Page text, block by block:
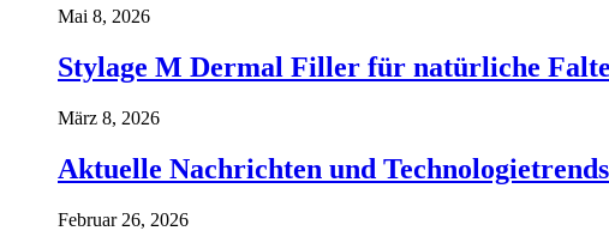
Mai 8, 2026
Stylage M Dermal Filler für natürliche
März 8, 2026
Aktuelle Nachrichten und
Februar 26, 2026